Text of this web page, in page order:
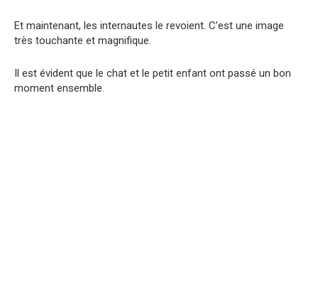
Et maintenant, les internautes le revoient. C’est une image
très touchante et magnifique.
Il est évident que le chat et le petit enfant ont passé un bon
moment ensemble.